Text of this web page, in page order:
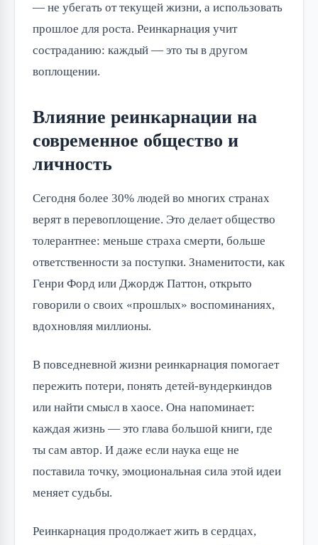
— не убегать от текущей жизни, а использовать
прошлое для роста. Реинкарнация учит
состраданию: каждый — это ты в другом
воплощении.
Влияние реинкарнации на
современное общество и
личность
Сегодня более 30% людей во многих странах
верят в перевоплощение. Это делает общество
толерантнее: меньше страха смерти, больше
ответственности за поступки. Знаменитости, как
Генри Форд или Джордж Паттон, открыто
говорили о своих «прошлых» воспоминаниях,
вдохновляя миллионы.
В повседневной жизни реинкарнация помогает
пережить потери, понять детей-вундеркиндов
или найти смысл в хаосе. Она напоминает:
каждая жизнь — это глава большой книги, где
ты сам автор. И даже если наука еще не
поставила точку, эмоциональная сила этой идеи
меняет судьбы.
Реинкарнация продолжает жить в сердцах,